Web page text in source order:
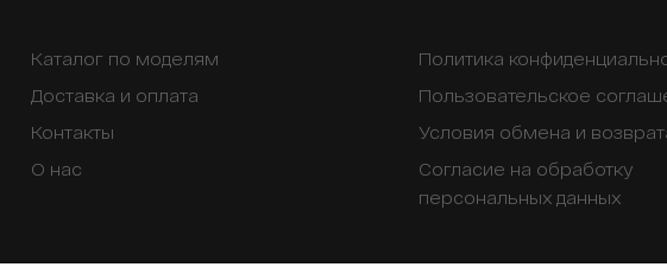
Каталог по моделям
Доставка и оплата
Контакты
О нас
Политика
Пользовательское
Условия обмена и
Согласие на обработку
персональных данных